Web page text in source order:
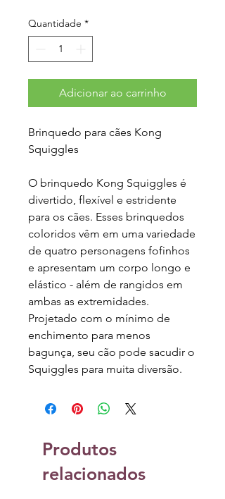
Quantidade *
Adicionar ao carrinho
Brinquedo para cães Kong
Squiggles
O brinquedo Kong Squiggles é
divertido, flexível e estridente
para os cães. Esses brinquedos
coloridos vêm em uma variedade
de quatro personagens fofinhos
e apresentam um corpo longo e
elástico - além de rangidos em
ambas as extremidades.
Projetado com o mínimo de
enchimento para menos
bagunça, seu cão pode sacudir o
Squiggles para muita diversão.
Produtos
relacionados